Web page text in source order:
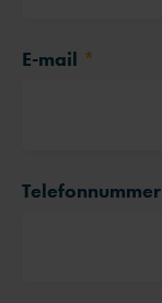
E-mail *
Telefonnummer